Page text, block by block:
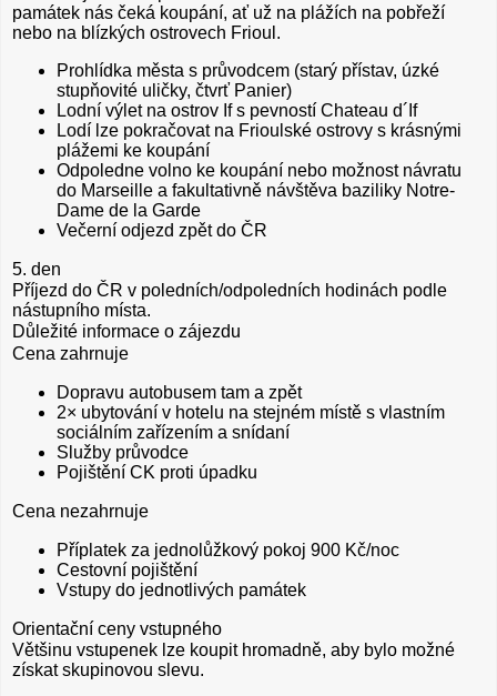
památek nás čeká koupání, ať už na plážích na pobřeží
nebo na blízkých ostrovech Frioul.
Prohlídka města s průvodcem (starý přístav, úzké
stupňovité uličky, čtvrť Panier)
Lodní výlet na ostrov If s pevností Chateau d´If
Lodí lze pokračovat na Frioulské ostrovy s krásnými
plážemi ke koupání
Odpoledne volno ke koupání nebo možnost návratu
do Marseille a fakultativně návštěva baziliky Notre-
Dame de la Garde
Večerní odjezd zpět do ČR
5. den
Příjezd do ČR v poledních/odpoledních hodinách podle
nástupního místa.
Důležité informace o zájezdu
Cena zahrnuje
Dopravu autobusem tam a zpět
2× ubytování v hotelu na stejném místě s vlastním
sociálním zařízením a snídaní
Služby průvodce
Pojištění CK proti úpadku
Cena nezahrnuje
Příplatek za jednolůžkový pokoj 900 Kč/noc
Cestovní pojištění
Vstupy do jednotlivých památek
Orientační ceny vstupného
Většinu vstupenek lze koupit hromadně, aby bylo možné
získat skupinovou slevu.